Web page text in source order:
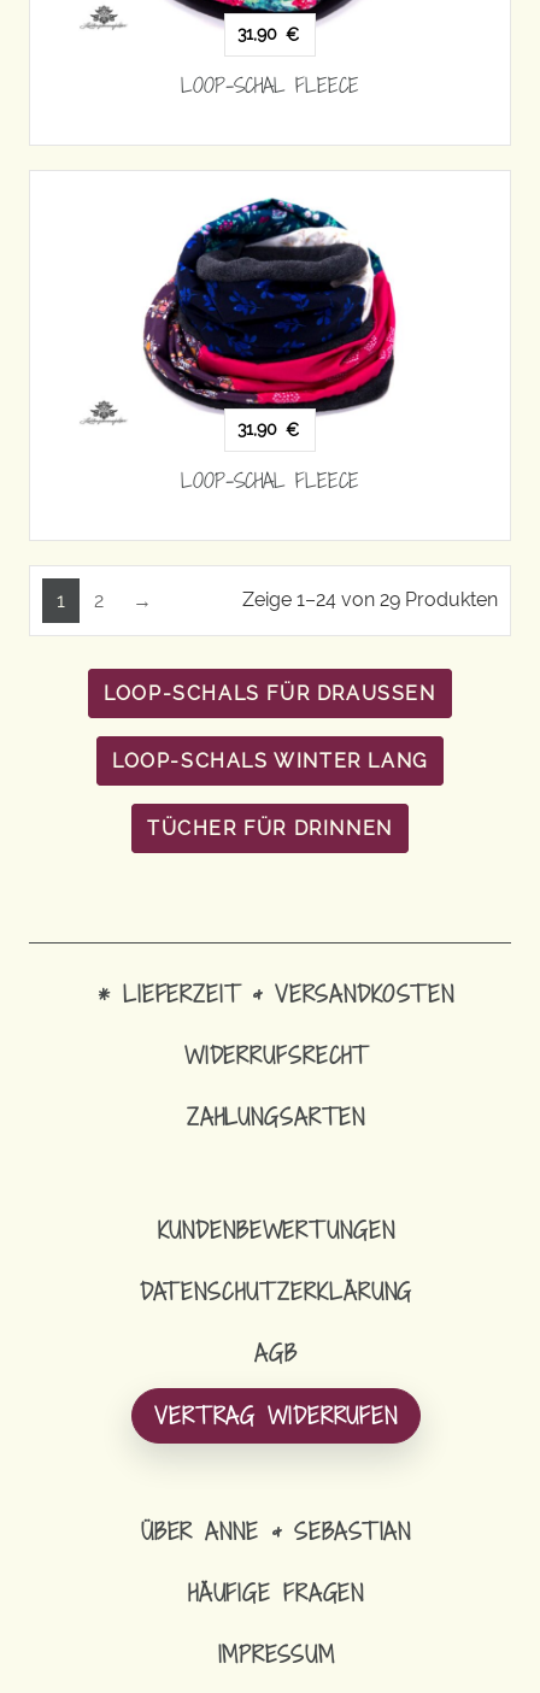
31,90 €
LOOP-SCHAL FLEECE
31,90 €
LOOP-SCHAL FLEECE
1 2 → Zeige 1–24 von 29 Produkten
LOOP-SCHALS FÜR DRAUSSEN
LOOP-SCHALS WINTER LANG
TÜCHER FÜR DRINNEN
* LIEFERZEIT & VERSANDKOSTEN
WIDERRUFSRECHT
ZAHLUNGSARTEN
KUNDENBEWERTUNGEN
DATENSCHUTZERKLÄRUNG
AGB
VERTRAG WIDERRUFEN
ÜBER ANNE & SEBASTIAN
HÄUFIGE FRAGEN
IMPRESSUM